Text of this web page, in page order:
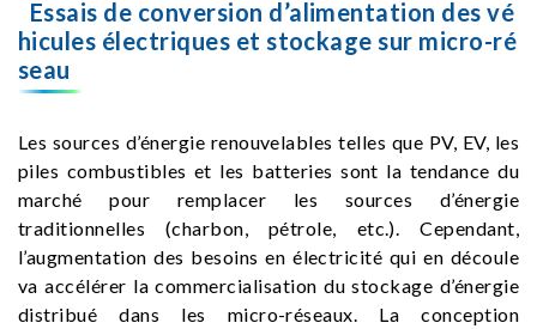
Essais de conversion d’alimentation des vé
hicules électriques et stockage sur micro-ré
seau
Les sources d’énergie renouvelables telles que PV, EV, les
piles combustibles et les batteries sont la tendance du
marché pour remplacer les sources d’énergie
traditionnelles (charbon, pétrole, etc.). Cependant,
l’augmentation des besoins en électricité qui en découle
va accélérer la commercialisation du stockage d’énergie
distribué dans les micro-réseaux. La conception